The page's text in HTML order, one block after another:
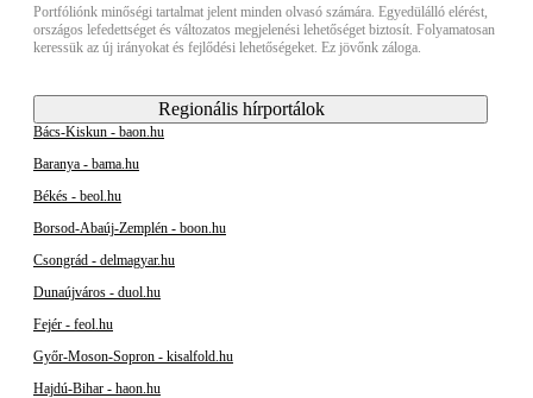
Portfóliónk minőségi tartalmat jelent minden olvasó számára. Egyedülálló elérést,
országos lefedettséget és változatos megjelenési lehetőséget biztosít. Folyamatosan
keressük az új irányokat és fejlődési lehetőségeket. Ez jövőnk záloga.
Regionális hírportálok
Bács-Kiskun - baon.hu
Baranya - bama.hu
Békés - beol.hu
Borsod-Abaúj-Zemplén - boon.hu
Csongrád - delmagyar.hu
Dunaújváros - duol.hu
Fejér - feol.hu
Győr-Moson-Sopron - kisalfold.hu
Hajdú-Bihar - haon.hu